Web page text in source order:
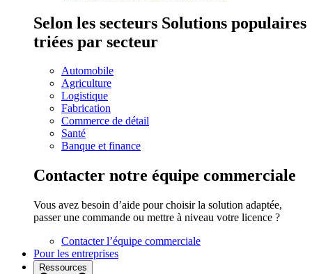
Selon les secteurs Solutions populaires
triées par secteur
Automobile
Agriculture
Logistique
Fabrication
Commerce de détail
Santé
Banque et finance
Contacter notre équipe commerciale
Vous avez besoin d’aide pour choisir la solution adaptée,
passer une commande ou mettre à niveau votre licence ?
Contacter l’équipe commerciale
Pour les entreprises
Ressources